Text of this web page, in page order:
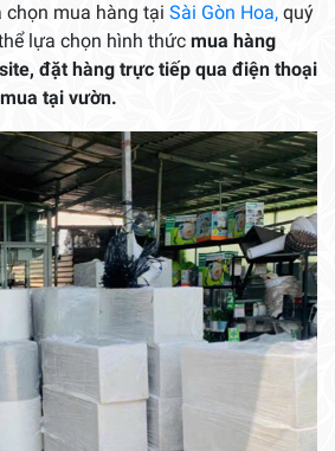
chọn mua hàng tại Sài Gòn Hoa, quý
lựa chọn hình thức mua hàng
đặt hàng trực tiếp qua điện thoại
tại vườn.